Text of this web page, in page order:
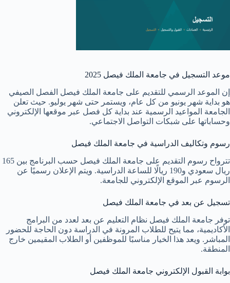
موعد التسجيل في جامعة الملك فيصل 2025
إن الموعد الرسمي للتقديم على جامعة الملك فيصل الفصل الصيفي
هو بداية شهر يونيو من كل عام، ويستمر حتى شهر يوليو. حيث تعلن
الجامعة المواعيد الرسمية عند بداية كل فصل عبر موقعها الإلكتروني
وحساباتها على شبكات التواصل الاجتماعي.
رسوم وتكاليف الدراسية في جامعة الملك فيصل
تترواح رسوم التقديم على جامعة الملك فيصل حسب البرنامج بين 165
ريال سعودي و190 ريالًا للساعة الدراسية. ويتم الإعلان رسميًا عن
الرسوم عبر الموقع الإلكتروني للجامعة.
تسجيل عن بعد في جامعة الملك فيصل
توفر جامعة الملك فيصل نظام التعليم عن بعد لعدد من البرامج
الأكاديمية، مما يتيح للطلاب المرونة في الدراسة دون الحاجة للحضور
المباشر. ويعد هذا الخيار مناسبًا للموظفين أو الطلاب المقيمين خارج
المنطقة.
بوابة القبول الإلكتروني جامعة الملك فيصل